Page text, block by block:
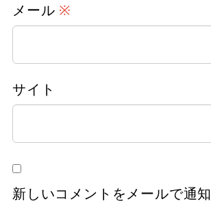
メール ※
サイト
新しいコメントをメールで通知